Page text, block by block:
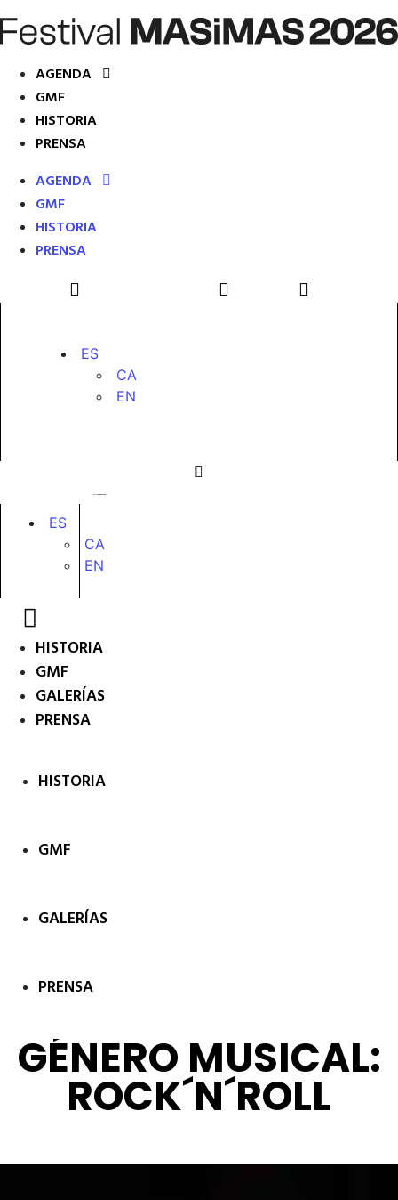
AGENDA
GMF
HISTORIA
PRENSA
AGENDA
GMF
HISTORIA
PRENSA
ES
CA
EN
ES
CA
EN
HISTORIA
GMF
GALERÍAS
PRENSA
HISTORIA
GMF
GALERÍAS
PRENSA
GÉNERO MUSICAL:
ROCK´N´ROLL